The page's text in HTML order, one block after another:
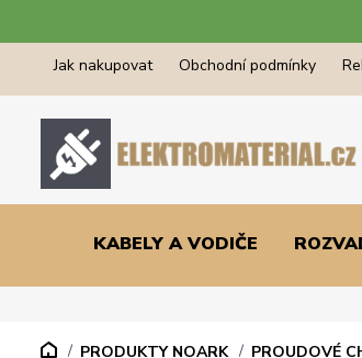
Jak nakupovat Obchodní podmínky
KABELY A VODIČE
PRODUKTY NOARK PROUDOVÉ